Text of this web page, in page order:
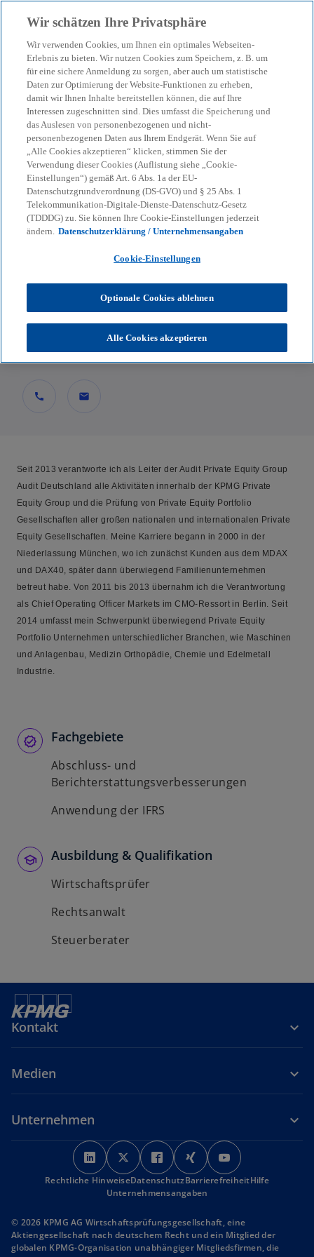
menu search
Franz Andreas Höfter
Partner, Audit, Head of Audit Private Equity
KPMG AG Wirtschaftsprüfungsgesellschaft
call mail
Seit 2013 verantworte ich als Leiter der Audit Private Equity Group
Audit Deutschland alle Aktivitäten innerhalb der KPMG Private
Equity Group und die Prüfung von Private Equity Portfolio
Gesellschaften aller großen nationalen und internationalen Private
Equity Gesellschaften. Meine Karriere begann in 2000 in der
Niederlassung München, wo ich zunächst Kunden aus dem MDAX
und DAX40, später dann überwiegend Familienunternehmen
betreut habe. Von 2011 bis 2013 übernahm ich die Verantwortung
als Chief Operating Officer Markets im CMO-Ressort in Berlin. Seit
2014 umfasst mein Schwerpunkt überwiegend Private Equity
Portfolio Unternehmen unterschiedlicher Branchen, wie Maschinen
und Anlagenbau, Medizin Orthopädie, Chemie und Edelmetall
Industrie.
Fachgebiete
Abschluss- und
Berichterstattungsverbesserungen
Anwendung der IFRS
Ausbildung & Qualifikation
Wirtschaftsprüfer
Rechtsanwalt
Steuerberater
Kontakt
Medien
Unternehmen
w
i
r
d
n
e
w
i
r
d
n
e
w
i
r
d
n
e
w
i
r
i
n
e
i
r
n
e
Rechtliche HinweiseDatenschutzBarrierefreiheitHilfe
Unternehmensangaben
© 2026 KPMG AG Wirtschaftsprüfungsgesellschaft, eine
Aktiengesellschaft nach deutschem Recht und ein Mitglied der
globalen KPMG-Organisation unabhängiger Mitgliedsfirmen, die
Wir schätzen Ihre Privatsphäre
Wir verwenden Cookies, um Ihnen ein optimales Webseiten-
Erlebnis zu bieten. Wir nutzen Cookies zum Speichern, z. B. um
für eine sichere Anmeldung zu sorgen, aber auch um statistische
Daten zur Optimierung der Website-Funktionen zu erheben,
damit wir Ihnen Inhalte bereitstellen können, die auf Ihre
Interessen zugeschnitten sind. Dies umfasst die Speicherung und
das Auslesen von personenbezogenen und nicht-
personenbezogenen Daten aus Ihrem Endgerät. Wenn Sie auf
„Alle Cookies akzeptieren“ klicken, stimmen Sie der
Verwendung dieser Cookies (Auflistung siehe „Cookie-
Einstellungen“) gemäß Art. 6 Abs. 1a der EU-
Datenschutzgrundverordnung (DS-GVO) und § 25 Abs. 1
Telekommunikation-Digitale-Dienste-Datenschutz-Gesetz
(TDDDG) zu. Sie können Ihre Cookie-Einstellungen jederzeit
ändern. Datenschutzerklärung / Unternehmensangaben
Cookie-Einstellungen
Optionale Cookies ablehnen
Alle Cookies akzeptieren